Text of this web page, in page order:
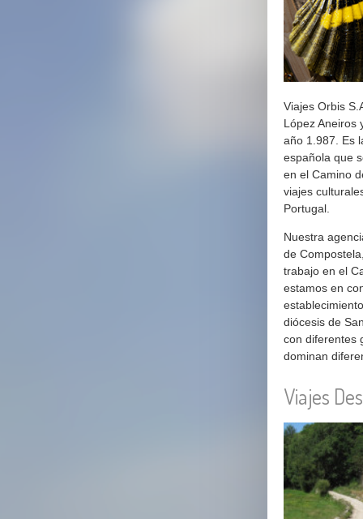
Viajes Orbis
López Aneiros
año 1.987. Es
española que
en el Camino
viajes
Portugal.
Nuestra
de
trabajo en el
estamos en
diócesis de
con diferentes
dominan
Viajes